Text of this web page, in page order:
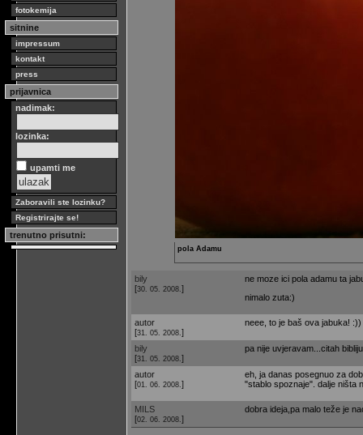
fotokemija
sitnine
impressum
kontakt
press
prijavnica
nadimak:
lozinka:
upamti me
Zaboravili ste lozinku?
Registrirajte se!
trenutno prisutni:
pola Adamu
bily
[30. 05. 2008. ]
ne moze ici pola adamu ta
nimalo zuta:)
autor
[31. 05. 2008. ]
neee, to je baš ova jabuka! :))
bily
[31. 05. 2008. ]
pa nije uvjeravam...citah
autor
[01. 06. 2008. ]
eh, ja danas posegnuo za
"stablo spoznaje". dalje ništa
MILS
[02. 06. 2008. ]
dobra ideja,pa malo teže je